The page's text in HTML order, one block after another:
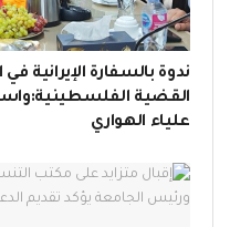
ندوة بالسفارة الإيرانية
القضية
علياء الهواري